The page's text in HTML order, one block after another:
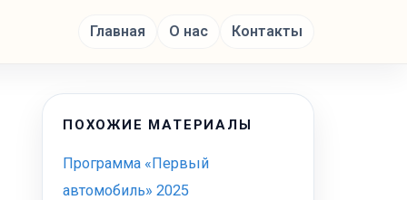
Главная О нас Контакты
ПОХОЖИЕ МАТЕРИАЛЫ
Программа «Первый
автомобиль» 2025